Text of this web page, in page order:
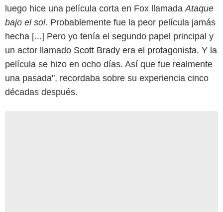
luego hice una película corta en Fox llamada Ataque
bajo el sol. Probablemente fue la peor película jamás
hecha [...] Pero yo tenía el segundo papel principal y
un actor llamado Scott Brady era el protagonista. Y la
película se hizo en ocho días. Así que fue realmente
una pasada", recordaba sobre su experiencia cinco
décadas después.